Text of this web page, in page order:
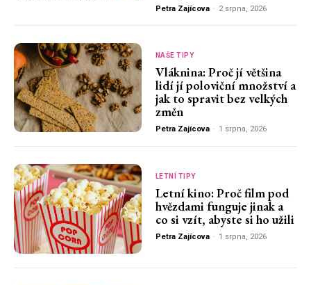
Petra Zajícova - 2 srpna, 2026
NAŠE TIPY
Vláknina: Proč jí většina
lidí jí poloviční množství a
jak to spravit bez velkých
změn
Petra Zajícova - 1 srpna, 2026
LETNÍ TIPY
Letní kino: Proč film pod
hvězdami funguje jinak a
co si vzít, abyste si ho užili
Petra Zajícova - 1 srpna, 2026